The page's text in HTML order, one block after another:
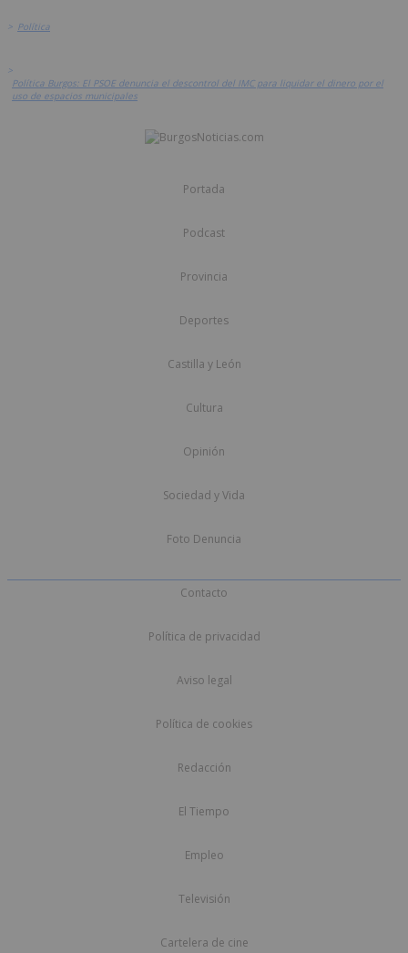
> Política
>
Política Burgos: El PSOE denuncia el descontrol del IMC para liquidar el dinero por el
uso de espacios municipales
Portada
Podcast
Provincia
Deportes
Castilla y León
Cultura
Opinión
Sociedad y Vida
Foto Denuncia
Contacto
Política de privacidad
Aviso legal
Política de cookies
Redacción
El Tiempo
Empleo
Televisión
Cartelera de cine